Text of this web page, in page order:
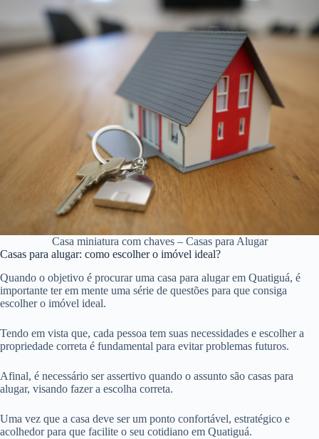
Casa miniatura com chaves – Casas para Alugar
Casas para alugar: como escolher o imóvel ideal?
Quando o objetivo é procurar uma casa para alugar em Quatiguá, é
importante ter em mente uma série de questões para que consiga
escolher o imóvel ideal.
Tendo em vista que, cada pessoa tem suas necessidades e escolher a
propriedade correta é fundamental para evitar problemas futuros.
Afinal, é necessário ser assertivo quando o assunto são casas para
alugar, visando fazer a escolha correta.
Uma vez que a casa deve ser um ponto confortável, estratégico e
acolhedor para que facilite o seu cotidiano em Quatiguá.